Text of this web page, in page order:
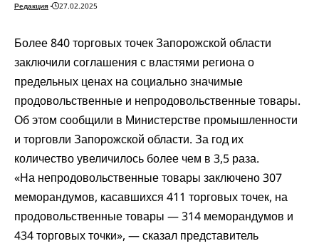
Редакция 27.02.2025
Более 840 торговых точек Запорожской области
заключили соглашения с властями региона о
предельных ценах на социально значимые
продовольственные и непродовольственные товары.
Об этом сообщили в Министерстве промышленности
и торговли Запорожской области. За год их
количество увеличилось более чем в 3,5 раза.
«На непродовольственные товары заключено 307
меморандумов, касавшихся 411 торговых точек, на
продовольственные товары — 314 меморандумов и
434 торговых точки», — сказал представитель